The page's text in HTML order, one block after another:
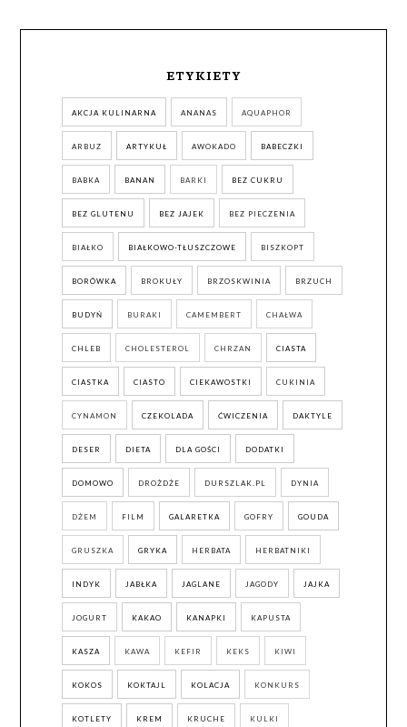
ETYKIETY
AKCJA KULINARNA ANANAS AQUAPHOR
ARBUZ ARTYKUŁ AWOKADO BABECZKI
BABKA BANAN BARKI BEZ CUKRU
BEZ GLUTENU BEZ JAJEK BEZ PIECZENIA
BIAŁKO BIAŁKOWO-TŁUSZCZOWE BISZKOPT
BORÓWKA BROKUŁY BRZOSKWINIA BRZUCH
BUDYŃ BURAKI CAMEMBERT CHAŁWA
CHLEB CHOLESTEROL CHRZAN CIASTA
CIASTKA CIASTO CIEKAWOSTKI CUKINIA
CYNAMON CZEKOLADA ĆWICZENIA DAKTYLE
DESER DIETA DLA GOŚCI DODATKI
DOMOWO DROŻDŻE DURSZLAK.PL DYNIA
DŻEM FILM GALARETKA GOFRY GOUDA
GRUSZKA GRYKA HERBATA HERBATNIKI
INDYK JABŁKA JAGLANE JAGODY JAJKA
JOGURT KAKAO KANAPKI KAPUSTA
KASZA KAWA KEFIR KEKS KIWI
KOKOS KOKTAJL KOLACJA KONKURS
KOTLETY KREM KRUCHE KULKI